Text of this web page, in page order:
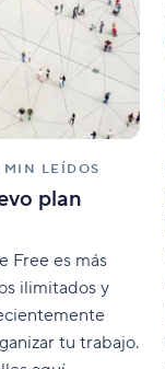
MIN LEÍDOS
plan
Free es más
ilimitados y
tu trabajo.